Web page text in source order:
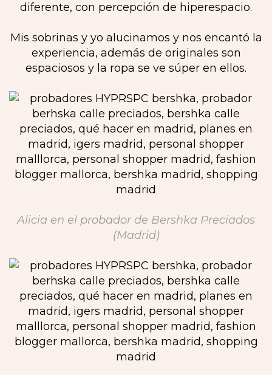
diferente, con percepción de hiperespacio.
Mis sobrinas y yo alucinamos y nos encantó la
experiencia, además de originales son
espaciosos y la ropa se ve súper en ellos.
Alicia en el probador de Bershka Preciados
(Madrid)